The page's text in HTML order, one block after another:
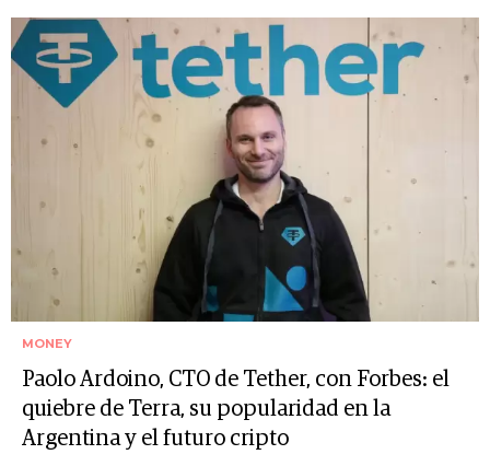
MONEY
Paolo Ardoino, CTO de Tether, con Forbes: el
quiebre de Terra, su popularidad en la
Argentina y el futuro cripto